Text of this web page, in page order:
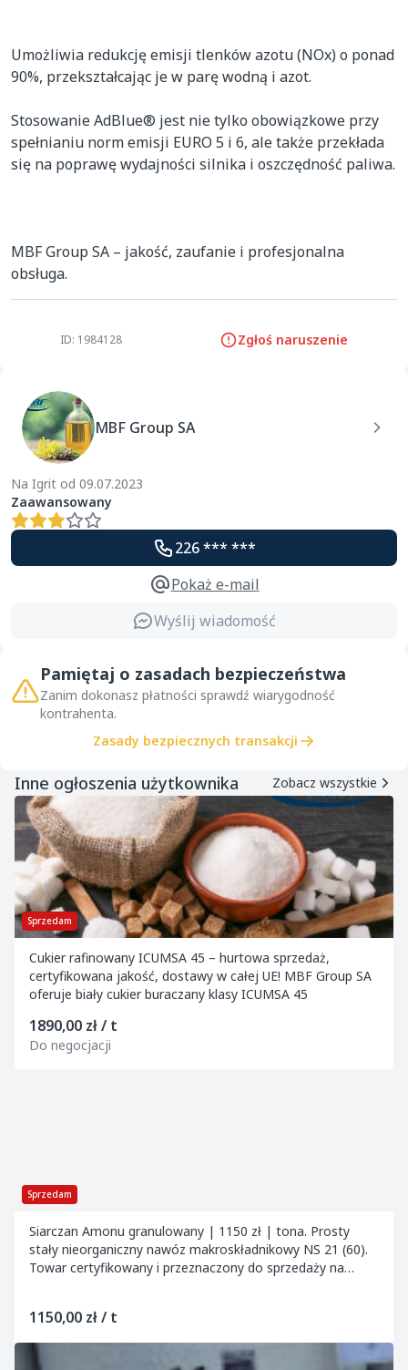
Umożliwia redukcję emisji tlenków azotu (NOx) o ponad
90%, przekształcając je w parę wodną i azot.
Stosowanie AdBlue® jest nie tylko obowiązkowe przy
spełnianiu norm emisji EURO 5 i 6, ale także przekłada
się na poprawę wydajności silnika i oszczędność paliwa.
MBF Group SA – jakość, zaufanie i profesjonalna
obsługa.
ID: 1984128 Zgłoś naruszenie
MBF Group SA
Na Igrit od 09.07.2023
Zaawansowany
226 *** ***
Pokaż e-mail
Wyślij wiadomość
Pamiętaj o zasadach bezpieczeństwa
Zanim dokonasz płatności sprawdź wiarygodność
kontrahenta.
Zasady bezpiecznych transakcji
Inne ogłoszenia użytkownika Zobacz wszystkie
Sprzedam
Cukier rafinowany ICUMSA 45 – hurtowa sprzedaż,
certyfikowana jakość, dostawy w całej UE! MBF Group SA
oferuje biały cukier buraczany klasy ICUMSA 45
1890,00 zł / t
Do negocjacji
Sprzedam
Siarczan Amonu granulowany | 1150 zł | tona. Prosty
stały nieorganiczny nawóz makroskładnikowy NS 21 (60).
Towar certyfikowany i przeznaczony do sprzedaży na
1150,00 zł / t